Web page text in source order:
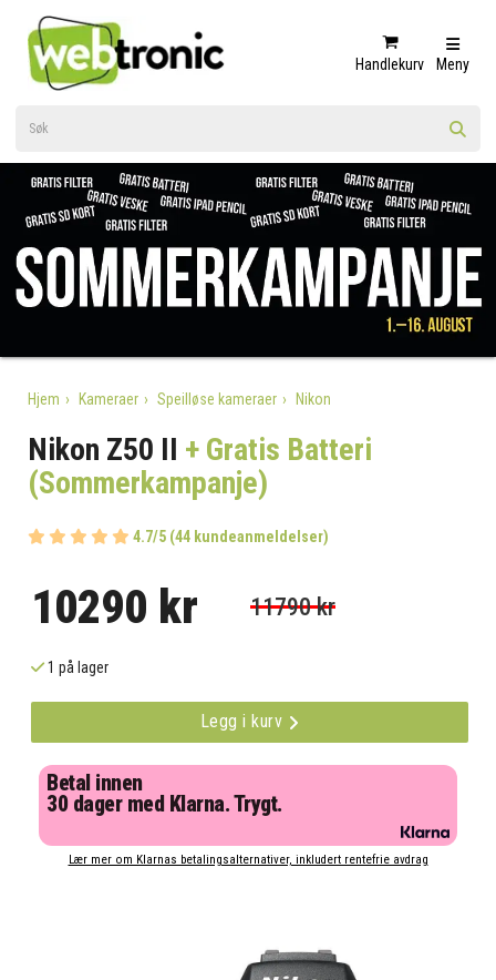
Handlekurv Meny
Hjem Kameraer Speilløse kameraer Nikon
Nikon Z50 II + Gratis Batteri
(Sommerkampanje)
4.7/5 (44 kundeanmeldelser)
10290 kr 11790 kr
1 på lager
Legg i kurv
Betal innen
30 dager med Klarna. Trygt.
Lær mer om Klarnas betalingsalternativer, inkludert rentefrie avdrag